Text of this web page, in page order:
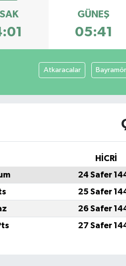
GÜNEŞ
05:41
Atkaracalar
HİCRİ
24 Safer
25 Safer
26 Safer
27 Safer